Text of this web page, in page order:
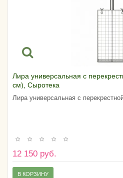
Лира универсальная с
см), Сыротека
Лира универсальная с
12 150 руб.
В КОРЗИНУ